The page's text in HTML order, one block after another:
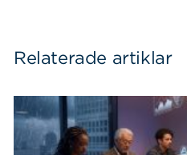
Relaterade artiklar
efter: